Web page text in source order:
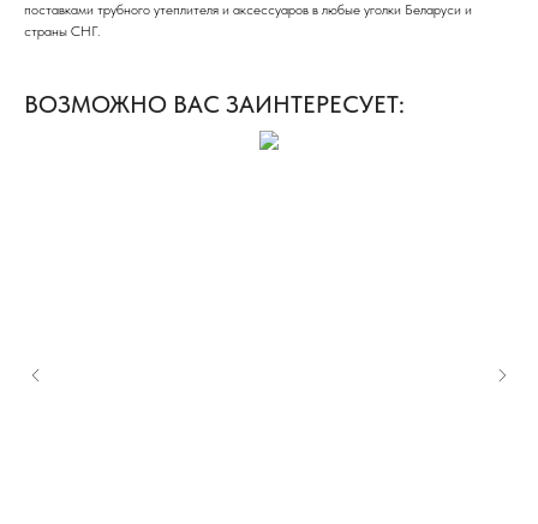
поставками трубного утеплителя и аксессуаров в любые уголки Беларуси и
страны СНГ.
ВОЗМОЖНО ВАС ЗАИНТЕРЕСУЕТ: